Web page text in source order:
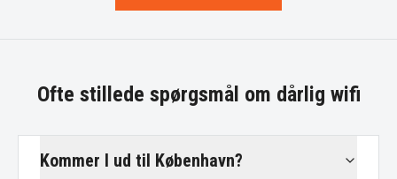
Ofte stillede spørgsmål om dårlig wifi
Kommer I ud til København?